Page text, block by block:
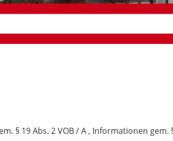
19 Abs. 2 VOB / A , Informationen gem.